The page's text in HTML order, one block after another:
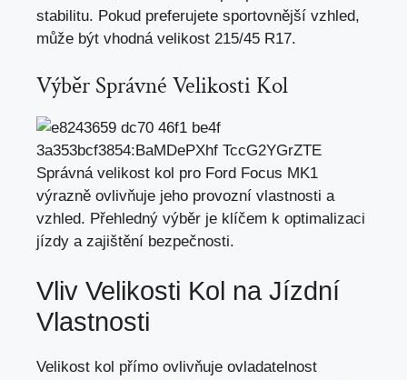
stabilitu. Pokud preferujete sportovnější vzhled,
může být vhodná velikost 215/45 R17.
Výběr Správné Velikosti Kol
Správná velikost kol pro Ford Focus MK1
výrazně ovlivňuje jeho provozní vlastnosti a
vzhled. Přehledný výběr je klíčem k optimalizaci
jízdy a zajištění bezpečnosti.
Vliv Velikosti Kol na Jízdní
Vlastnosti
Velikost kol přímo ovlivňuje ovladatelnost